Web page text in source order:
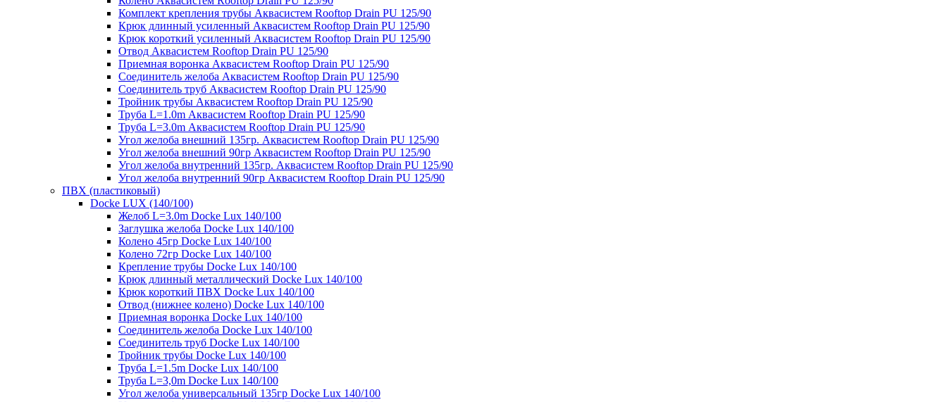
Комплект крепления трубы Аквасистем Rooftop Drain PU 125/90
Крюк длинный усиленный Аквасистем Rooftop Drain PU 125/90
Крюк короткий усиленный Аквасистем Rooftop Drain PU 125/90
Отвод Аквасистем Rooftop Drain PU 125/90
Приемная воронка Аквасистем Rooftop Drain PU 125/90
Соединитель желоба Аквасистем Rooftop Drain PU 125/90
Соединитель труб Аквасистем Rooftop Drain PU 125/90
Тройник трубы Аквасистем Rooftop Drain PU 125/90
Труба L=1.0m Аквасистем Rooftop Drain PU 125/90
Труба L=3.0m Аквасистем Rooftop Drain PU 125/90
Угол желоба внешний 135гр. Аквасистем Rooftop Drain PU 125/90
Угол желоба внешний 90гр Аквасистем Rooftop Drain PU 125/90
Угол желоба внутренний 135гр. Аквасистем Rooftop Drain PU 125/90
Угол желоба внутренний 90гр Аквасистем Rooftop Drain PU 125/90
ПВХ (пластиковый)
Docke LUX (140/100)
Желоб L=3.0m Docke Lux 140/100
Заглушка желоба Docke Lux 140/100
Колено 45гр Docke Lux 140/100
Колено 72гр Docke Lux 140/100
Крепление трубы Docke Lux 140/100
Крюк длинный металлический Docke Lux 140/100
Крюк короткий ПВХ Docke Lux 140/100
Отвод (нижнее колено) Docke Lux 140/100
Приемная воронка Docke Lux 140/100
Соединитель желоба Docke Lux 140/100
Соединитель труб Docke Lux 140/100
Тройник трубы Docke Lux 140/100
Труба L=1.5m Docke Lux 140/100
Труба L=3,0m Docke Lux 140/100
Угол желоба универсальный 135гр Docke Lux 140/100